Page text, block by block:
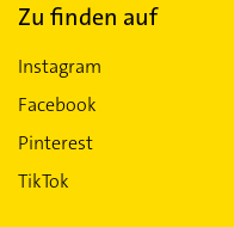
Zu finden auf
Instagram
Facebook
Pinterest
TikTok